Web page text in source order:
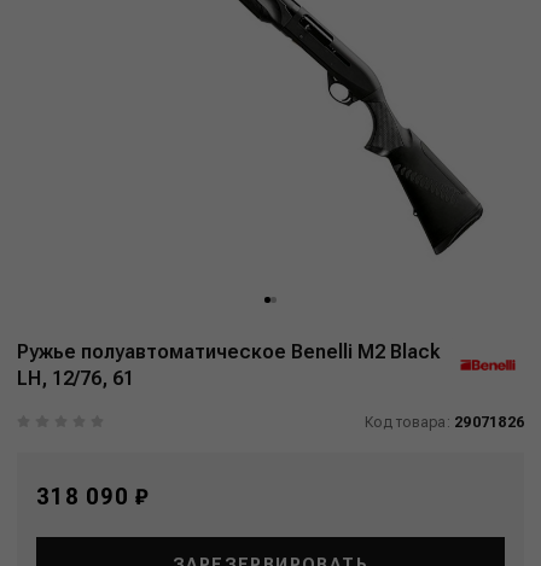
Ружье полуавтоматическое Benelli M2 Black
LH, 12/76, 61
Код товара: 29071826
318 090 ₽